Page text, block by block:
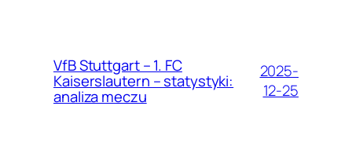
VfB Stuttgart – 1. FC
Kaiserslautern – statystyki:
analiza meczu
2025-
12-25